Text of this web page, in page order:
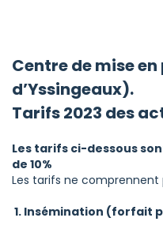
Centre de mise
d’Yssingeaux).
Tarifs 2023 des
Les tarifs ci-dessous
de 10%
Les tarifs ne comprennent
1. Insémination (forfait